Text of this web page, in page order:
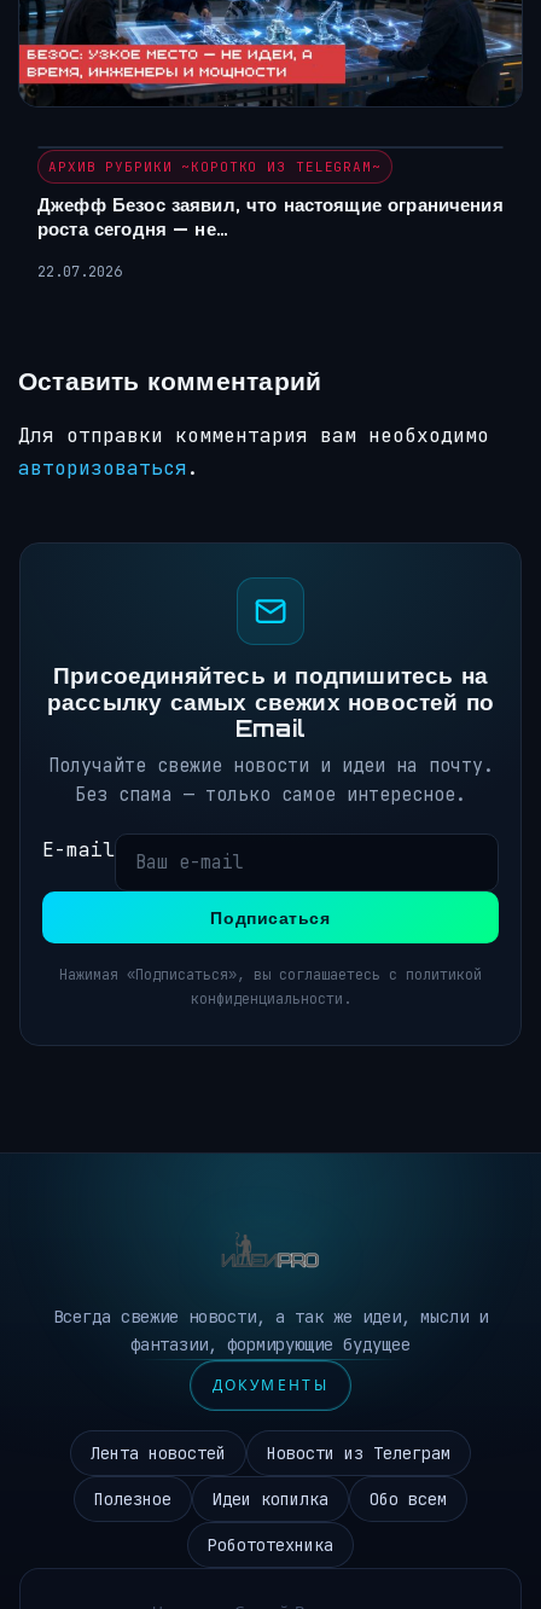
АРХИВ РУБРИКИ ~КОРОТКО ИЗ TELEGRAM~
Джефф Безос заявил, что настоящие ограничения
роста сегодня — не…
22.07.2026
Оставить комментарий
Для отправки комментария вам необходимо
авторизоваться.
Присоединяйтесь и подпишитесь на
рассылку самых свежих новостей по
Email
Получайте свежие новости и идеи на почту.
Без спама — только самое интересное.
E-mail
Подписаться
Нажимая «Подписаться», вы соглашаетесь с политикой
конфиденциальности.
Всегда свежие новости, а так же идеи, мысли и
фантазии, формирующие будущее
ДОКУМЕНТЫ
Лента новостей Новости из Телеграм
Полезное Идеи копилка Обо всем
Робототехника